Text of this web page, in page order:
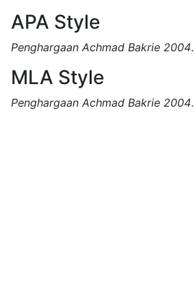
APA Style
Penghargaan Achmad Bakrie 2004.
MLA Style
Penghargaan Achmad Bakrie 2004.